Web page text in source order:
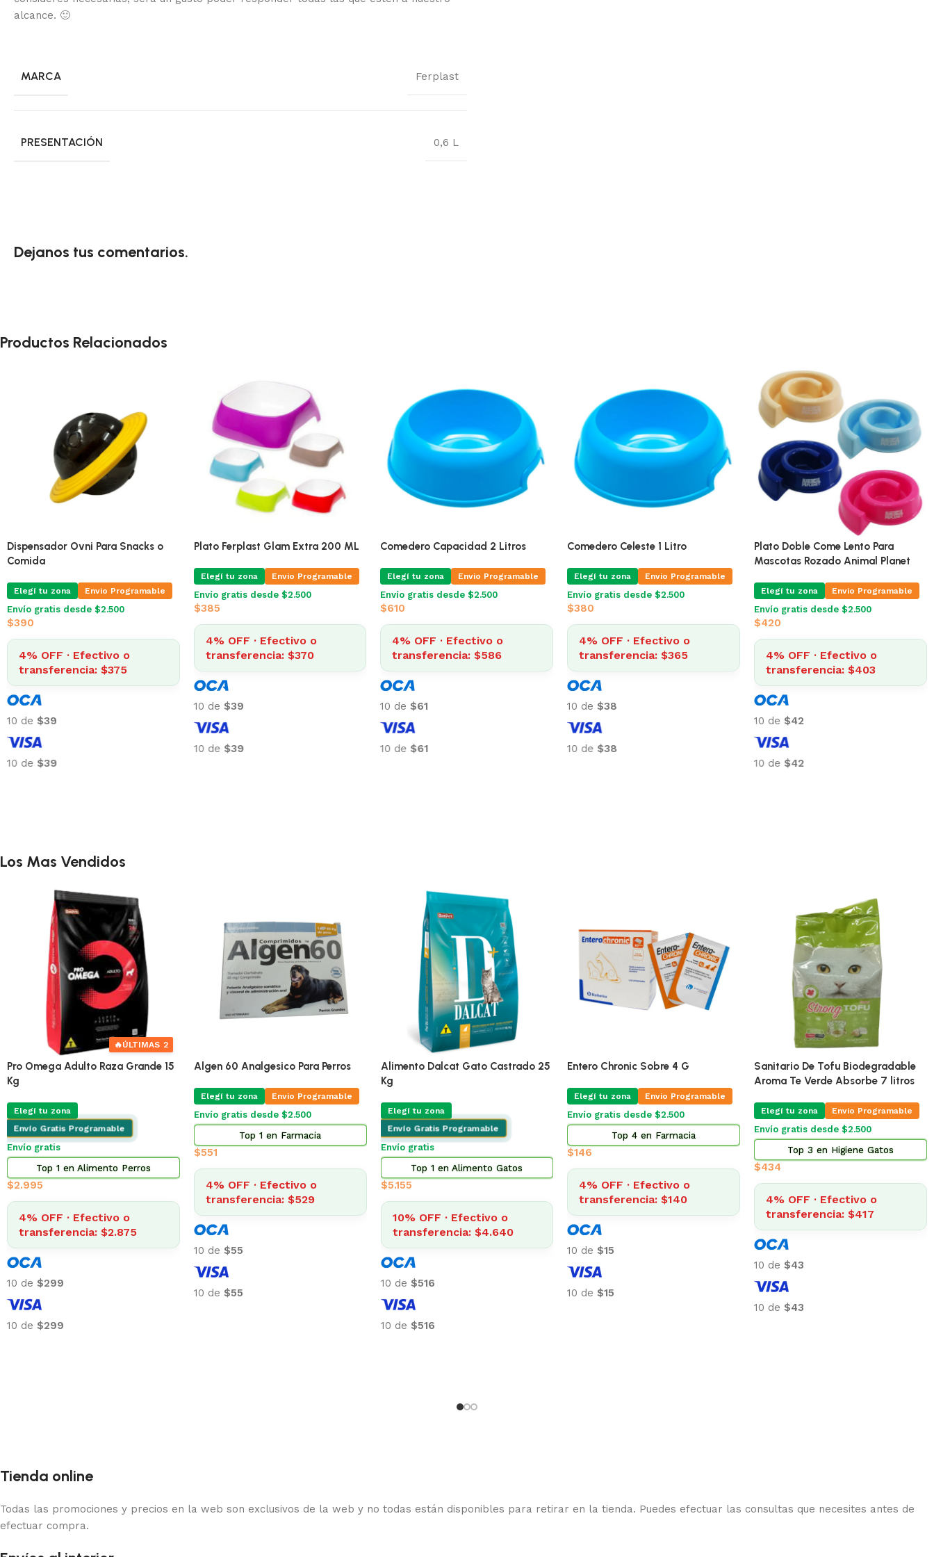
alcance. 🙂
MARCA Ferplast
PRESENTACIÓN 0,6 L
Dejanos tus comentarios.
Productos Relacionados
Dispensador Ovni Para Snacks o
Comida
Elegí tu zona Envio Programable
Envío gratis desde $2.500
$390
4% OFF · Efectivo o
transferencia: $375
10 de $39
10 de $39
Plato Ferplast Glam Extra 200 ML
Elegí tu zona Envio Programable
Envío gratis desde $2.500
$385
4% OFF · Efectivo o
transferencia: $370
10 de $39
10 de $39
Comedero Capacidad 2 Litros
Elegí tu zona Envio Programable
Envío gratis desde $2.500
$610
4% OFF · Efectivo o
transferencia: $586
10 de $61
10 de $61
Comedero Celeste 1 Litro
Elegí tu zona Envio Programable
Envío gratis desde $2.500
$380
4% OFF · Efectivo o
transferencia: $365
10 de $38
10 de $38
Plato Doble Come Lento Para
Mascotas Rozado Animal Planet
Elegí tu zona Envio Programable
Envío gratis desde $2.500
$420
4% OFF · Efectivo o
transferencia: $403
10 de $42
10 de $42
Los Mas Vendidos
🔥ÚLTIMAS 4
Pro Omega Cachorro Pequeño 1 Kg
Envío gratis desde $2.500
Top 13 en Alimento Perros
$356
4% OFF · Efectivo o
transferencia: $342
10 de$36
Pro Omega Cachorro Pequeño 3 Kg
Elegí tu zona Envio Programable
Envío gratis desde $2.500
Top 2 en Alimento Perros
$873
4% OFF · Efectivo o
transferencia: $838
10 de $87
10 de $87
Adipred Prednisolna 20 Mg Blister
X 10 Comprimidos
Elegí tu zona
Envío gratis desde $2.500
Top 3 en Farmacia
4% OFF · Efectivo o
transferencia: $309
10 de$32
10 de$32
🔥ÚLTIMAS 2
Kg Mas Juguete De Goma Modelos
Varios
Elegí tu zona
Top 5 en Alimento Perros
$3.238 $3.088
4% OFF · Efectivo o
transferencia: $2.964
🔥ÚLTIMAS 5
Pro Omega Cachorro Raza Grande
15 Kg
Elegí tu zona
Envío Gratis Programable
Envío gratis
$3.185
4% OFF · Efectivo o
transferencia: $3.057
10 de $318
10 de $318
Tienda online
Todas las promociones y precios en la web son exclusivos de la web y no todas están disponibles para retirar en la tienda. Puedes efectuar las consultas que necesites antes de
efectuar compra.